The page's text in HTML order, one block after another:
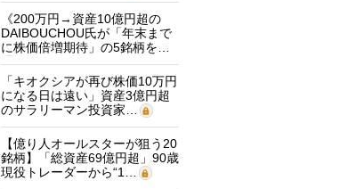
《200万円→資産10億円超の
DAIBOUCHOU氏が「年末まで
に株価倍増期待」の5銘柄を…
「キオクシアが再び株価10万円
になる日は遠い」資産3億円超
のサラリーマン投資家…
【億り人オールスターが狙う20
銘柄】「総資産69億円超」90歳
現役トレーダーから“1…